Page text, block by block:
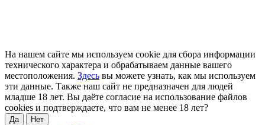
На нашем сайте мы используем cookie для сбора информации
технического характера и обрабатываем данные вашего
местоположения. Здесь вы можете узнать, как мы используем
эти данные. Также наш сайт не предназначен для людей
младше 18 лет. Вы даёте согласие на использование файлов
cookies и подтверждаете, что вам не менее 18 лет?
Да Нет